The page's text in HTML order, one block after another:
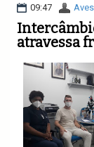
09:47
atravessa